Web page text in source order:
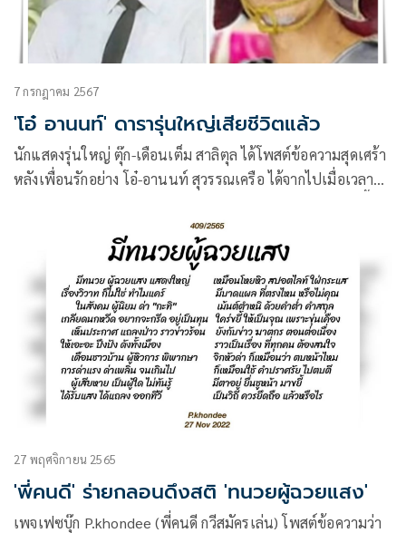
7 กรกฎาคม 2567
'โอ๋ อานนท์' ดารารุ่นใหญ่เสียชีวิตแล้ว
นักแสดงรุ่นใหญ่ ตุ๊ก-เดือนเต็ม สาลิตุล ได้โพสต์ข้อความสุดเศร้า
หลังเพื่อนรักอย่าง โอ๋-อานนท์ สุวรรณเครือ ได้จากไปเมื่อเวลา
ได้แจ้งหมายกำหนดการงานสวดพระอภิธรรม
27 พฤศจิกายน 2565
'พี่คนดี' ร่ายกลอนดึงสติ 'ทนวยผู้ฉวยแสง'
เพจเฟซบุ๊ก P.khondee (พี่คนดี กวีสมัครเล่น) โพสต์ข้อความว่า